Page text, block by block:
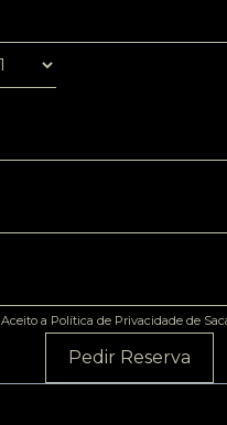
Aceito a Política de Privacidade de
Pedir Reserva